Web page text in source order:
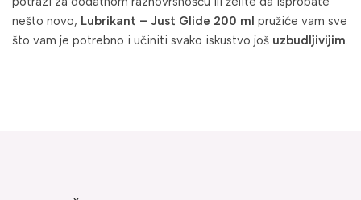
nešto novo, Lubrikant – Just Glide 200 ml pružiće vam sve
što vam je potrebno i učiniti svako iskustvo još uzbudljivijim.